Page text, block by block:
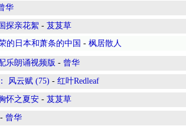
华
探亲花絮 - 芨芨草
的日本和萧条的中国 - 枫居散人
乐朗诵视频版 - 曾华
风云赋 (75) - 红叶Redleaf
怀之夏安 - 芨芨草
- 曾华